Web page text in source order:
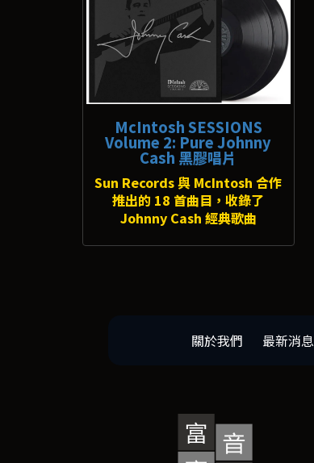
McIntosh SESSIONS
Volume 2: Pure Johnny
Cash 黑膠唱片
Sun Records 與 McIntosh 合作
推出的 18 首曲目，收錄了
Johnny Cash 經典歌曲
關於我們 最新消息